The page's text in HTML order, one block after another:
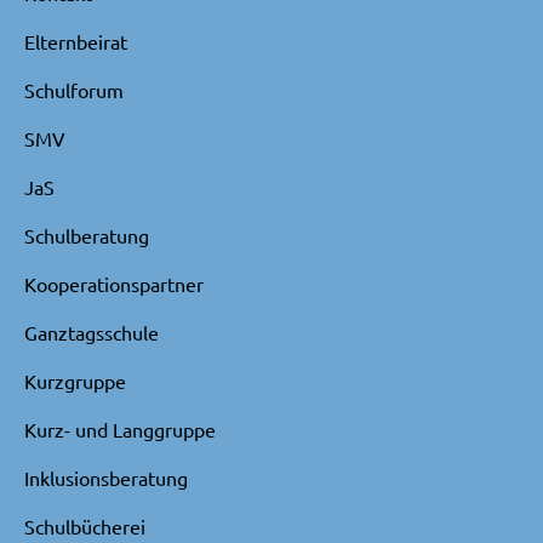
Elternbeirat
Schulforum
SMV
JaS
Schulberatung
Kooperationspartner
Ganztagsschule
Kurzgruppe
Kurz- und Langgruppe
Inklusionsberatung
Schulbücherei